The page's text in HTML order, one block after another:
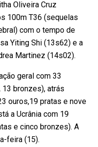
Oliveira Cruz
100m T36 (sequelas
com o tempo de
Yiting Shi (13s62) e a
Martinez (14s02).
geral com 33
bronzes), atrás
ouros,19 pratas e nove
a Ucrânia com 19
e cinco bronzes). A
feira (15).